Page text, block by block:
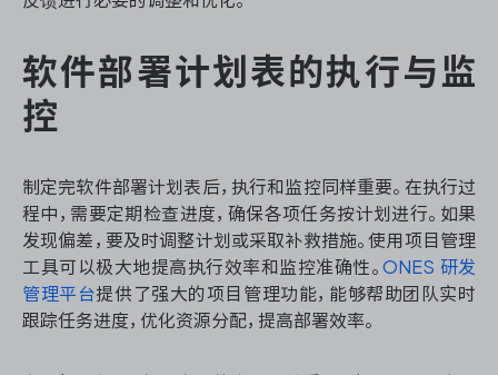
软件部署计划表的执行与监
控
制定完软件部署计划表后，执行和监控同样重要。在执行过
程中，需要定期检查进度，确保各项任务按计划进行。如果
发现偏差，要及时调整计划或采取补救措施。使用项目管理
工具可以极大地提高执行效率和监控准确性。 ONES 研发
管理平台提供了强大的项目管理功能，能够帮助团队实时
跟踪任务进度，优化资源分配，提高部署效率。